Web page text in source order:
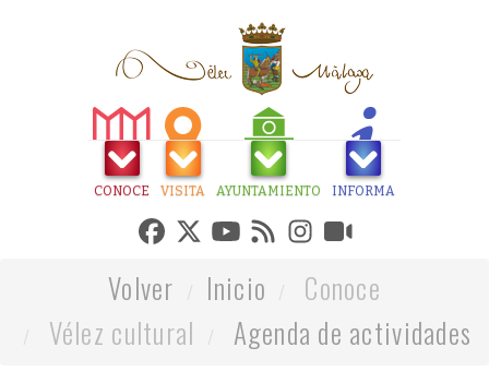
CONOCE VISITA AYUNTAMIENTO INFORMA
Volver Inicio
Conoce
Vélez cultural
Agenda de actividades